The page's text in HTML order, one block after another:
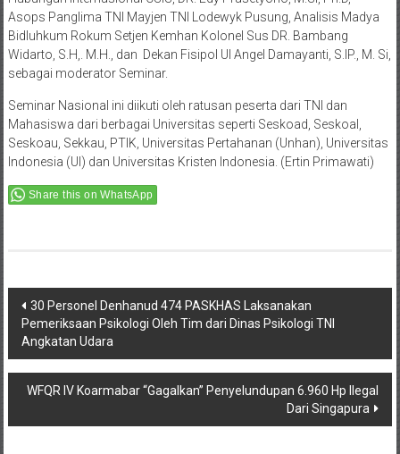
Hubungan Internasional CSIS, DR. Edy Prasetyono, M.Si, Ph.D,
Asops Panglima TNI Mayjen TNI Lodewyk Pusung, Analisis Madya
Bidluhkum Rokum Setjen Kemhan Kolonel Sus DR. Bambang
Widarto, S.H,. M.H., dan Dekan Fisipol UI Angel Damayanti, S.IP., M. Si,
Seminar Nasional ini diikuti oleh ratusan peserta dari TNI dan
Mahasiswa dari berbagai Universitas seperti Seskoad, Seskoal,
Seskoau, Sekkau, PTIK, Universitas Pertahanan (Unhan), Universitas
Post
navigation
30 Personel Denhanud 474 PASKHAS Laksanakan
Pemeriksaan Psikologi Oleh Tim dari Dinas Psikologi TNI
Angkatan Udara
WFQR IV Koarmabar “Gagalkan” Penyelundupan 6.960 Hp Ilegal
Dari Singapura